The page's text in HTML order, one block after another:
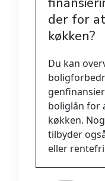
der for
køkken?
Du kan
boliglån for
køkken.
tilbyder
eller